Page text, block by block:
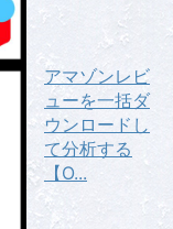
アマゾンレビ
ューを一括ダ
ウンロードし
て分析する
【O...